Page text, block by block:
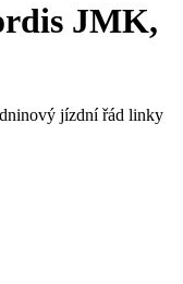
JMK,
jízdní řád linky